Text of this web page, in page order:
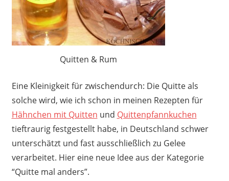
Quitten & Rum
Eine Kleinigkeit für zwischendurch: Die Quitte als
solche wird, wie ich schon in meinen Rezepten für
Hähnchen mit Quitten und Quittenpfannkuchen
tieftraurig festgestellt habe, in Deutschland schwer
unterschätzt und fast ausschließlich zu Gelee
verarbeitet. Hier eine neue Idee aus der Kategorie
“Quitte mal anders”.